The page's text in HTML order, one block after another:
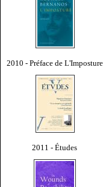
2010 - Préface de L'Imposture
2011 - Études